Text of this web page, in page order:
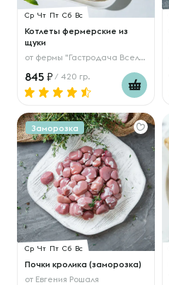
Ср Чт Пт Сб Вс
Котлеты фермерские из
щуки
от фермы "Гастродача Вселуг"
845 / 420 гр.
Заморозка
Ср Чт Пт Сб Вс
Почки кролика (заморозка)
от Евгения Рошаля